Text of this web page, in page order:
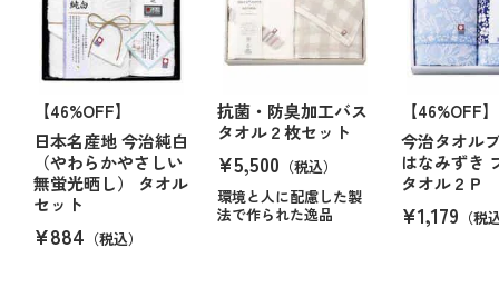
【46%OFF】
日本名産地 今治純白
（やわらかやさしい
無蛍光晒し） タオル
セット
¥884 （税込）
抗菌・防臭加工バス
タオル２枚セット
¥5,500 （税込）
環境と人に配慮した製
法で作られた逸品
【46%OFF】
今治タオル
はなみずき
タオル２Ｐ
¥1,179 （税